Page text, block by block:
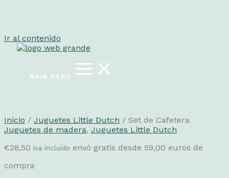
Ir al contenido
MAIN MENU
Inicio / Juguetes Little Dutch / Set de Cafetera
Juguetes de madera, Juguetes Little Dutch
€28,50 iva incluído envó gratis desde 59,00 euros de
compra